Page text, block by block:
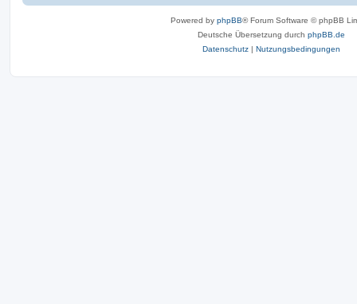
Powered by phpBB® Forum Software © phpBB
Deutsche Übersetzung durch phpBB.de
Datenschutz | Nutzungsbedingungen